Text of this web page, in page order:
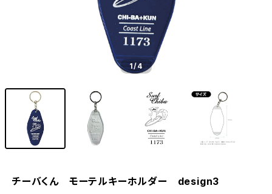
1/4
チーバくん モーテルキーホルダー design3